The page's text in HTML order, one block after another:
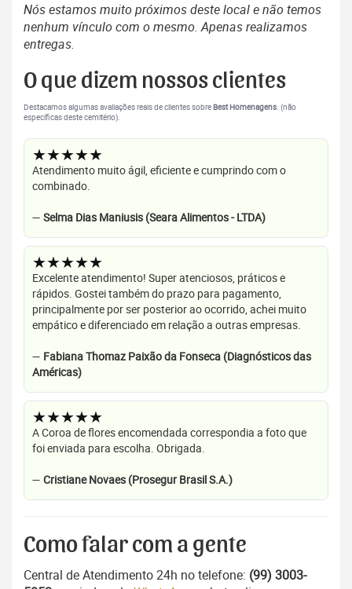
Nós estamos muito próximos deste local e não temos
nenhum vínculo com o mesmo. Apenas realizamos
entregas.
O que dizem nossos clientes
Destacamos algumas avaliações reais de clientes sobre Best Homenagens. (não
específicas deste cemitério).
★★★★★
Atendimento muito ágil, eficiente e cumprindo com o
combinado.
— Selma Dias Maniusis (Seara Alimentos - LTDA)
★★★★★
Excelente atendimento! Super atenciosos, práticos e
rápidos. Gostei também do prazo para pagamento,
principalmente por ser posterior ao ocorrido, achei muito
empático e diferenciado em relação a outras empresas.
— Fabiana Thomaz Paixão da Fonseca (Diagnósticos das
Américas)
★★★★★
A Coroa de flores encomendada correspondia a foto que
foi enviada para escolha. Obrigada.
— Cristiane Novaes (Prosegur Brasil S.A.)
Como falar com a gente
Central de Atendimento 24h no telefone: (99) 3003-